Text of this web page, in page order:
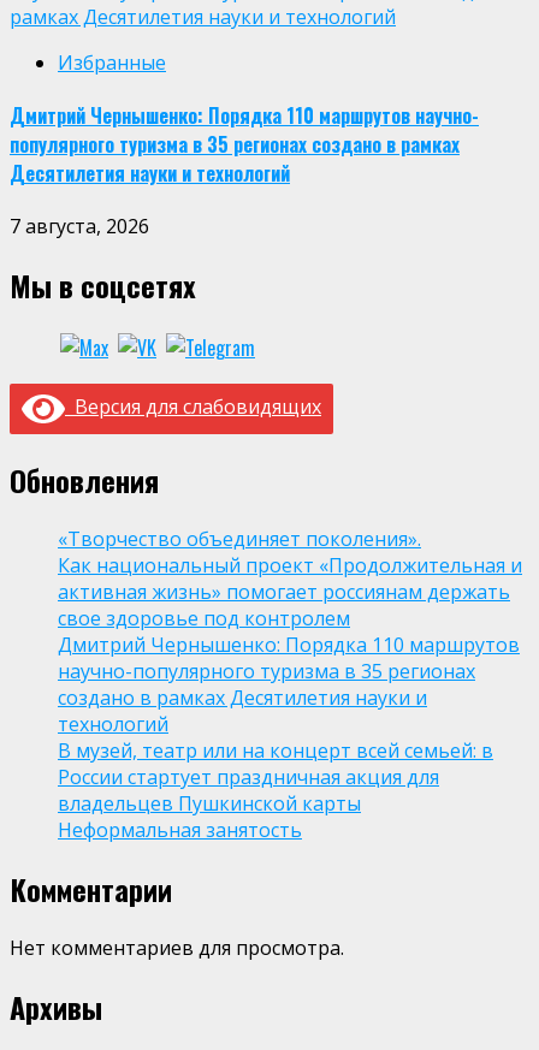
рамках Десятилетия науки и технологий
Избранные
Дмитрий Чернышенко: Порядка 110 маршрутов научно-
популярного туризма в 35 регионах создано в рамках
Десятилетия науки и технологий
7 августа, 2026
Мы в соцсетях
Версия для слабовидящих
Обновления
«Творчество объединяет поколения».
Как национальный проект «Продолжительная и
активная жизнь» помогает россиянам держать
свое здоровье под контролем
Дмитрий Чернышенко: Порядка 110 маршрутов
научно-популярного туризма в 35 регионах
создано в рамках Десятилетия науки и
технологий
В музей, театр или на концерт всей семьей: в
России стартует праздничная акция для
владельцев Пушкинской карты
Неформальная занятость
Комментарии
Нет комментариев для просмотра.
Архивы